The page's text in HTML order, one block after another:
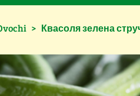
> Квасоля зелена